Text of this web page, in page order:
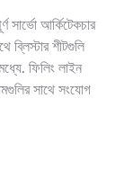
সার্ভো আর্কিটেকচার
ব্লিস্টার শীটগুলি
ফিলিং লাইন
সাথে সংযোগ